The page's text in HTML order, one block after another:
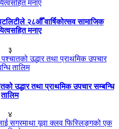
२८औँ वार्षिकोत्सव सामाजिक
मनाए
३
उद्धार तथा प्राथमिक उपचार सम्बन्धि
तालिम
४